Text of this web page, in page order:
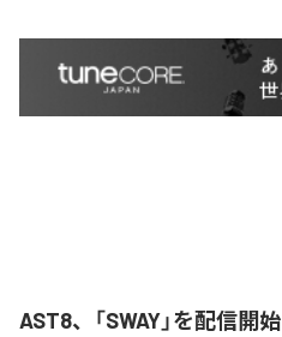
AST8、「SWAY」を配信開始